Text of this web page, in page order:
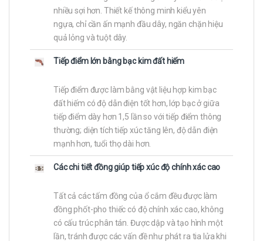
nhiều sợi hơn. Thiết kế thông minh kiểu yên
ngựa, chỉ cần ấn mạnh đầu dây, ngăn chặn hiệu
quả lỏng và tuột dây.
Tiếp điểm lớn bằng bạc kim đất hiếm
Tiếp điểm được làm bằng vật liệu hợp kim bạc
đất hiếm có độ dẫn điện tốt hơn, lớp bạc ở giữa
tiếp điểm dày hơn 1,5 lần so với tiếp điểm thông
thường; diện tích tiếp xúc tăng lên, độ dẫn điện
mạnh hơn, tuổi thọ dài hơn.
Các chi tiết đồng giúp tiếp xúc độ chính xác cao
Tất cả các tấm đồng của ổ cắm đều được làm
đồng phốt-pho thiếc có độ chính xác cao, không
có cấu trúc phân tán. Được dập và tạo hình một
lần, tránh được các vấn đề như phát ra tia lửa khi